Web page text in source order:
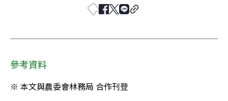
參考資料
※ 本文與農委會林務局 合作刊登